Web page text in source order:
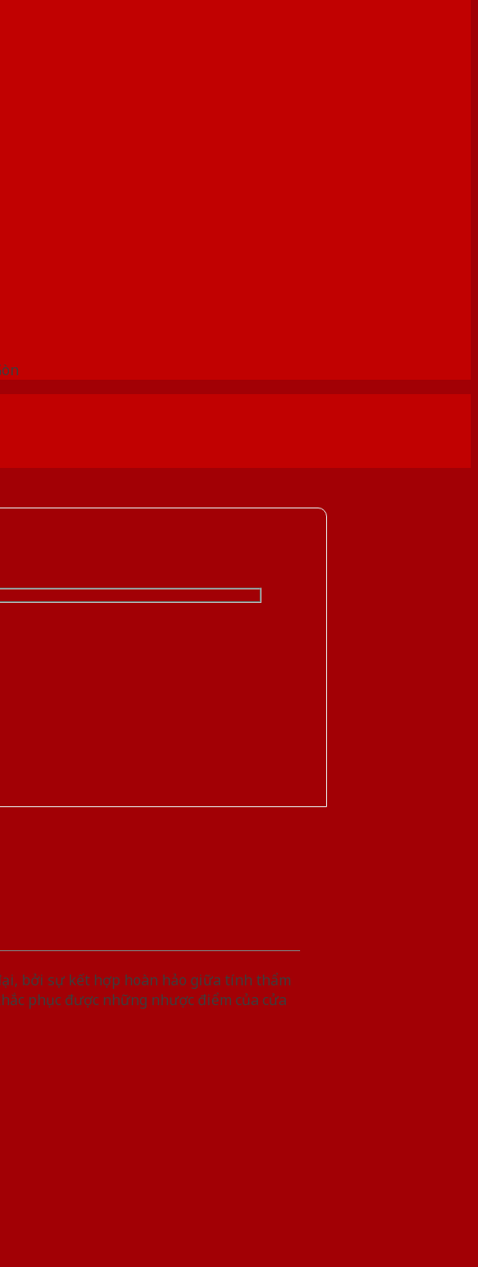
bởi sự kết hợp hoàn hảo giữa tính thẩm
phục được những nhược điểm của cửa